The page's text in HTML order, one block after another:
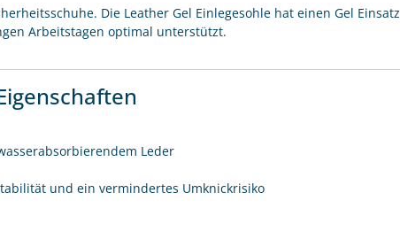
Die Leather Gel Einlegesohle hat einen Gel Einsatz
Arbeitstagen optimal unterstützt.
Leder
und ein vermindertes Umknickrisiko